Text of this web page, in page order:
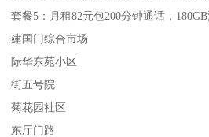
套餐5：月租82元包200分钟通话，
建国门综合市场
际华东苑小区
街五号院
菊花园社区
东厅门路